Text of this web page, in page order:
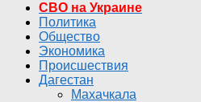
СВО на Украине
Политика
Общество
Экономика
Происшествия
Дагестан
Махачкала